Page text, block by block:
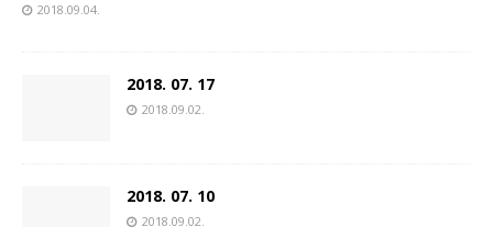
2018.09.04.
2018. 07. 17
2018.09.02.
2018. 07. 10
2018.09.02.